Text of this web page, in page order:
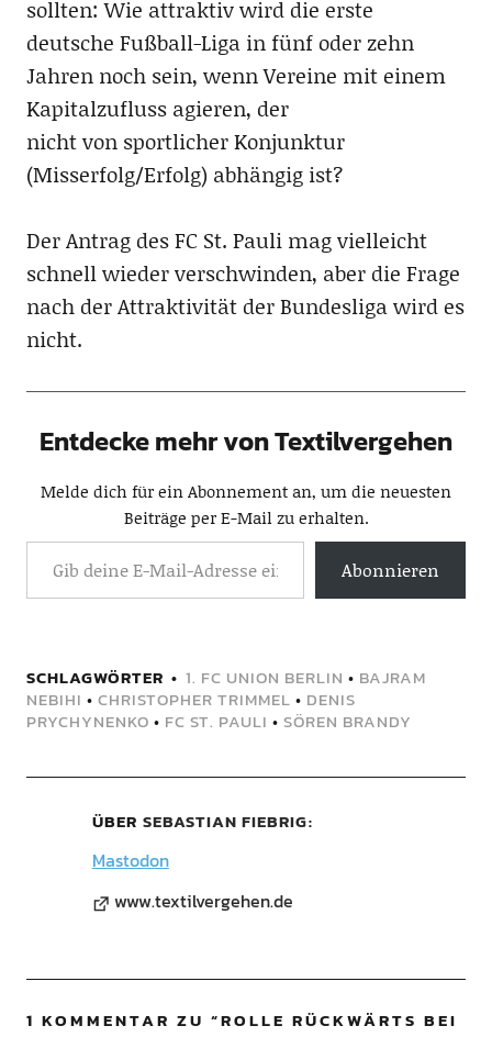
sollten: Wie attraktiv wird die erste
deutsche Fußball-Liga in fünf oder zehn
Jahren noch sein, wenn Vereine mit einem
Kapitalzufluss agieren, der
nicht von sportlicher Konjunktur
(Misserfolg/Erfolg) abhängig ist?
Der Antrag des FC St. Pauli mag vielleicht
schnell wieder verschwinden, aber die Frage
nach der Attraktivität der Bundesliga wird es
nicht.
Entdecke mehr von Textilvergehen
Melde dich für ein Abonnement an, um die neuesten
Beiträge per E-Mail zu erhalten.
Abonnieren
SCHLAGWÖRTER 1. FC UNION BERLIN • BAJRAM
NEBIHI • CHRISTOPHER TRIMMEL • DENIS
PRYCHYNENKO • FC ST. PAULI • SÖREN BRANDY
ÜBER SEBASTIAN FIEBRIG
Mastodon
www.textilvergehen.de
1 KOMMENTAR ZU “ROLLE RÜCKWÄRTS BEI